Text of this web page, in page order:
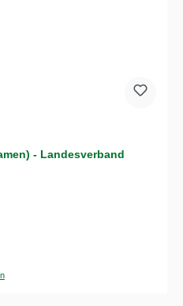
- Landesverband